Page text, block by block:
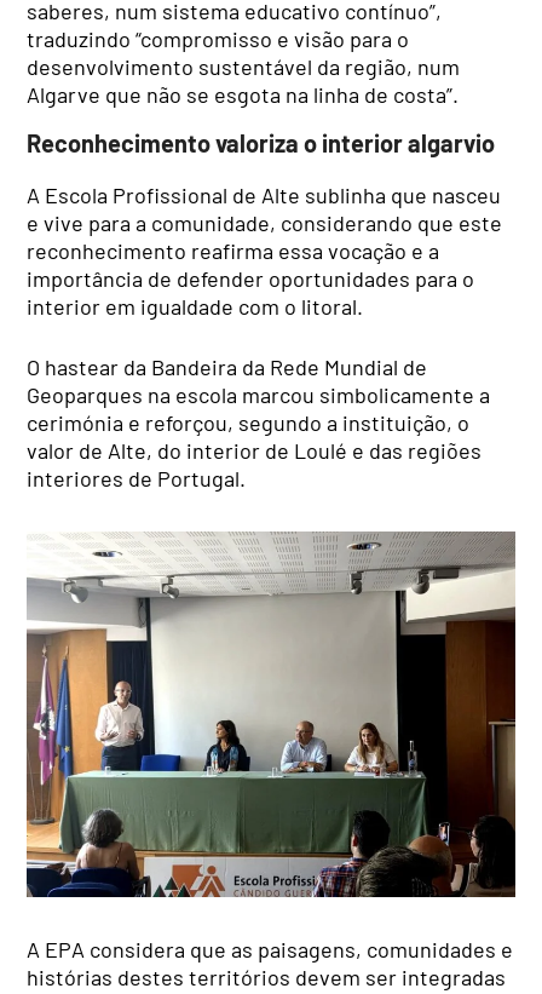
saberes, num sistema educativo contínuo”,
traduzindo “compromisso e visão para o
desenvolvimento sustentável da região, num
Algarve que não se esgota na linha de costa”.
Reconhecimento valoriza o interior algarvio
A Escola Profissional de Alte sublinha que nasceu
e vive para a comunidade, considerando que este
reconhecimento reafirma essa vocação e a
importância de defender oportunidades para o
interior em igualdade com o litoral.
O hastear da Bandeira da Rede Mundial de
Geoparques na escola marcou simbolicamente a
cerimónia e reforçou, segundo a instituição, o
valor de Alte, do interior de Loulé e das regiões
interiores de Portugal.
A EPA considera que as paisagens, comunidades e
histórias destes territórios devem ser integradas